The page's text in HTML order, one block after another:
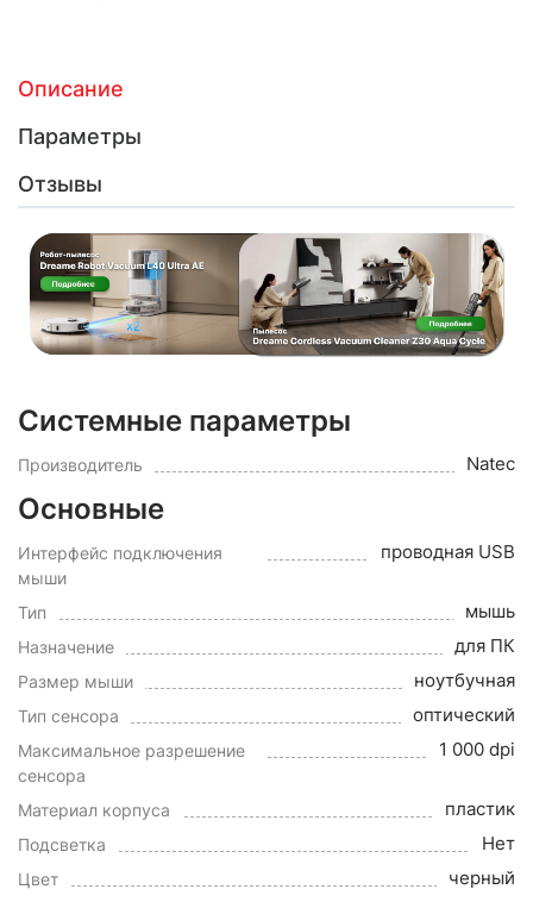
Описание
Параметры
Отзывы
Системные параметры
Производитель Natec
Основные
Интерфейс подключения
мыши
проводная USB
Тип мышь
Назначение для ПК
Размер мыши ноутбучная
Тип сенсора оптический
Максимальное разрешение
сенсора
1 000 dpi
Материал корпуса пластик
Подсветка Нет
Цвет черный